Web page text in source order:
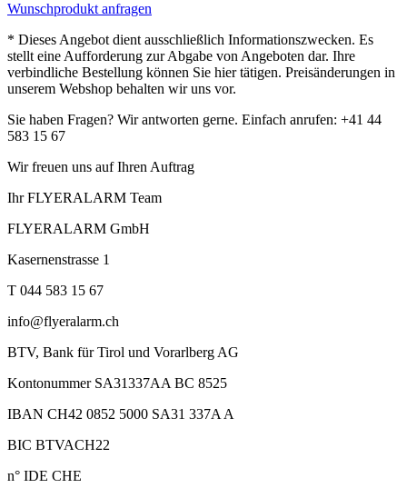
Wunschprodukt anfragen
* Dieses Angebot dient ausschließlich Informationszwecken. Es
stellt eine Aufforderung zur Abgabe von Angeboten dar. Ihre
verbindliche Bestellung können Sie hier tätigen. Preisänderungen in
unserem Webshop behalten wir uns vor.
Sie haben Fragen? Wir antworten gerne. Einfach anrufen: +41 44
583 15 67
Wir freuen uns auf Ihren Auftrag
Ihr FLYERALARM Team
FLYERALARM GmbH
Kasernenstrasse 1
T 044 583 15 67
info@flyeralarm.ch
BTV, Bank für Tirol und Vorarlberg AG
Kontonummer SA31337AA BC 8525
IBAN CH42 0852 5000 SA31 337A A
BIC BTVACH22
n° IDE CHE